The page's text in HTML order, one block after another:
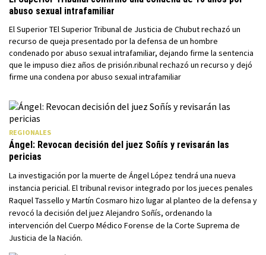
abuso sexual intrafamiliar
El Superior TEl Superior Tribunal de Justicia de Chubut rechazó un
recurso de queja presentado por la defensa de un hombre
condenado por abuso sexual intrafamiliar, dejando firme la sentencia
que le impuso diez años de prisión.ribunal rechazó un recurso y dejó
firme una condena por abuso sexual intrafamiliar
REGIONALES
Ángel: Revocan decisión del juez Soñís y revisarán las
pericias
La investigación por la muerte de Ángel López tendrá una nueva
instancia pericial. El tribunal revisor integrado por los jueces penales
Raquel Tassello y Martín Cosmaro hizo lugar al planteo de la defensa y
revocó la decisión del juez Alejandro Soñís, ordenando la
intervención del Cuerpo Médico Forense de la Corte Suprema de
Justicia de la Nación.